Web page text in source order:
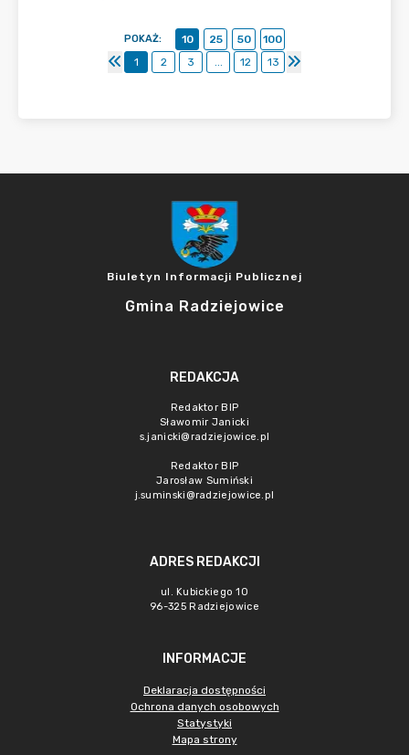
POKAŻ: 10 25 50
100
1
2 3 ... 12 13
Biuletyn Informacji Publicznej
Gmina Radziejowice
REDAKCJA
Redaktor BIP
Sławomir Janicki
s.janicki@radziejowice.pl
Redaktor BIP
Jarosław Sumiński
j.suminski@radziejowice.pl
ADRES REDAKCJI
ul. Kubickiego 10
96-325 Radziejowice
INFORMACJE
Deklaracja dostępności
Ochrona danych osobowych
Statystyki
Mapa strony